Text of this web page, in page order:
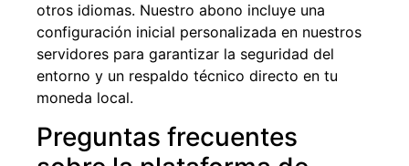
otros idiomas. Nuestro abono incluye una
configuración inicial personalizada en nuestros
servidores para garantizar la seguridad del
entorno y un respaldo técnico directo en tu
moneda local.
Preguntas frecuentes